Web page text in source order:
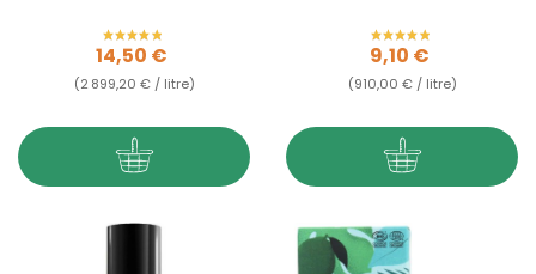
Prix
14,50 €
(2 899,20 € / litre)
Prix
9,10 €
(910,00 € / litre)